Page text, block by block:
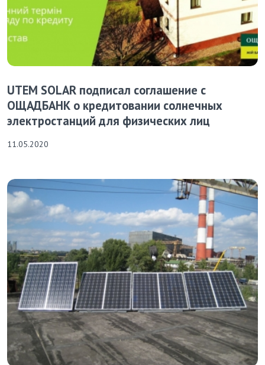
UTEM SOLAR подписал соглашение с
ОЩАДБАНК о кредитовании солнечных
электростанций для физических лиц
11.05.2020